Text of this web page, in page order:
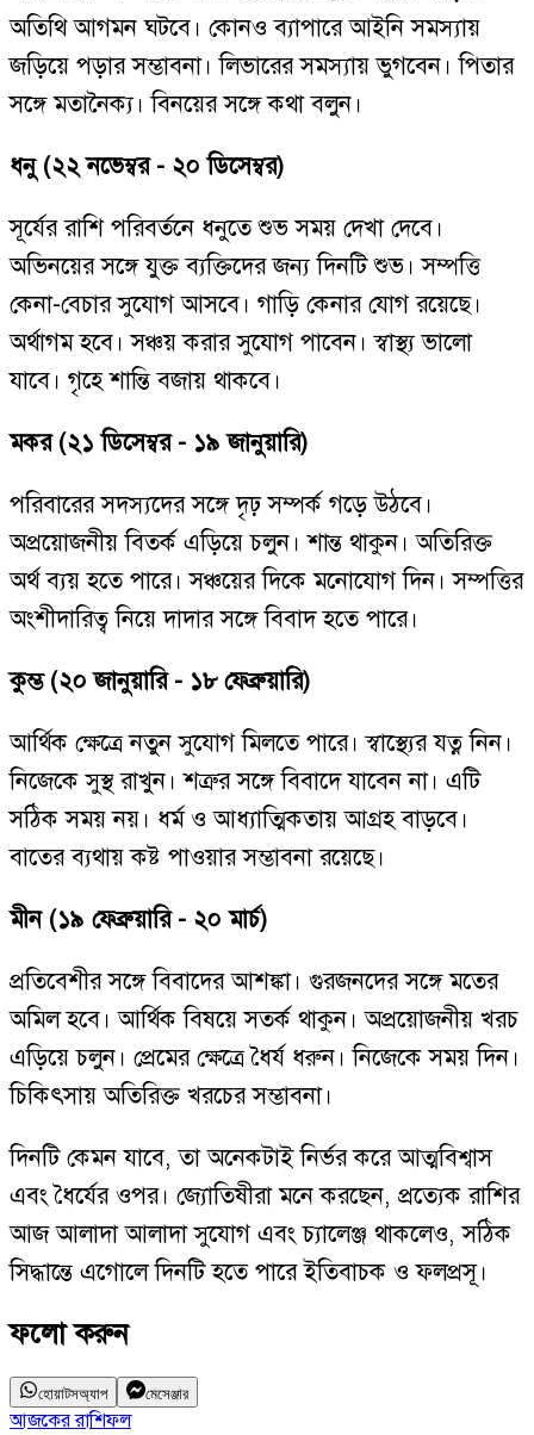
অতিথি আগমন ঘটবে। কোনও ব্যাপারে আইনি সমস্যায়
জড়িয়ে পড়ার সম্ভাবনা। লিভারের সমস্যায় ভুগবেন। পিতার
সঙ্গে মতানৈক্য। বিনয়ের সঙ্গে কথা বলুন।
ধনু (২২ নভেম্বর - ২০ ডিসেম্বর)
সূর্যের রাশি পরিবর্তনে ধনুতে শুভ সময় দেখা দেবে।
অভিনয়ের সঙ্গে যুক্ত ব্যক্তিদের জন্য দিনটি শুভ। সম্পত্তি
কেনা-বেচার সুযোগ আসবে। গাড়ি কেনার যোগ রয়েছে।
অর্থাগম হবে। সঞ্চয় করার সুযোগ পাবেন। স্বাস্থ্য ভালো
যাবে। গৃহে শান্তি বজায় থাকবে।
মকর (২১ ডিসেম্বর - ১৯ জানুয়ারি)
পরিবারের সদস্যদের সঙ্গে দৃঢ় সম্পর্ক গড়ে উঠবে।
অপ্রয়োজনীয় বিতর্ক এড়িয়ে চলুন। শান্ত থাকুন। অতিরিক্ত
অর্থ ব্যয় হতে পারে। সঞ্চয়ের দিকে মনোযোগ দিন। সম্পত্তির
অংশীদারিত্ব নিয়ে দাদার সঙ্গে বিবাদ হতে পারে।
কুম্ভ (২০ জানুয়ারি - ১৮ ফেব্রুয়ারি)
আর্থিক ক্ষেত্রে নতুন সুযোগ মিলতে পারে। স্বাস্থ্যের যত্ন নিন।
নিজেকে সুস্থ রাখুন। শত্রুর সঙ্গে বিবাদে যাবেন না। এটি
সঠিক সময় নয়। ধর্ম ও আধ্যাত্মিকতায় আগ্রহ বাড়বে।
বাতের ব্যথায় কষ্ট পাওয়ার সম্ভাবনা রয়েছে।
মীন (১৯ ফেব্রুয়ারি - ২০ মার্চ)
প্রতিবেশীর সঙ্গে বিবাদের আশঙ্কা। গুরজনদের সঙ্গে মতের
অমিল হবে। আর্থিক বিষয়ে সতর্ক থাকুন। অপ্রয়োজনীয় খরচ
এড়িয়ে চলুন। প্রেমের ক্ষেত্রে ধৈর্য ধরুন। নিজেকে সময় দিন।
চিকিৎসায় অতিরিক্ত খরচের সম্ভাবনা।
দিনটি কেমন যাবে, তা অনেকটাই নির্ভর করে আত্মবিশ্বাস
এবং ধৈর্যের ওপর। জ্যোতিষীরা মনে করছেন, প্রত্যেক রাশির
আজ আলাদা আলাদা সুযোগ এবং চ্যালেঞ্জ থাকলেও, সঠিক
সিদ্ধান্তে এগোলে দিনটি হতে পারে ইতিবাচক ও ফলপ্রসূ।
ফলো করুন
হোয়াটসঅ্যাপ মেসেঞ্জার
আজকের রাশিফল